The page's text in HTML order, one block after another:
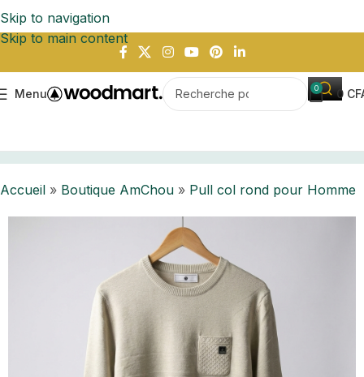
Skip to navigation
Skip to main content
Menu 0 0
Accueil » Boutique AmChou » Pull col rond pour Homme